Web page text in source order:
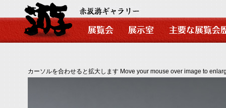
カーソルを合わせると拡大します Move your mouse over image to